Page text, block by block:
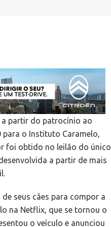
partir do patrocínio ao
para o Instituto Caramelo,
foi obtido no leilão do único
a partir de mais
seus cães para compor a
na Netflix, que se tornou o
o veículo e anunciou